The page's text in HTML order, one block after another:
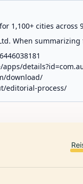
1,100+ cities
When
apps/
download/
editorial-process/